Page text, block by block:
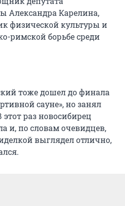
Александра Карелина,
физической культуры и
римской борьбе среди
тоже дошел до финала
сауне», но занял
этот раз новосибирец
и, по словам очевидцев,
выглядел отлично,